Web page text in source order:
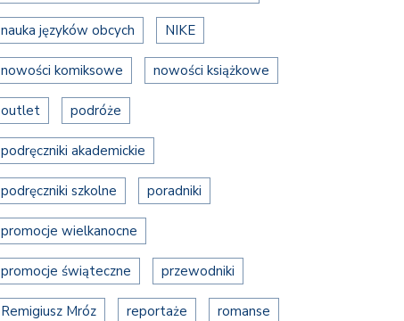
nauka języków obcych NIKE
nowości komiksowe nowości książkowe
outlet podróże
podręczniki akademickie
podręczniki szkolne poradniki
promocje wielkanocne
promocje świąteczne przewodniki
Remigiusz Mróz reportaże romanse